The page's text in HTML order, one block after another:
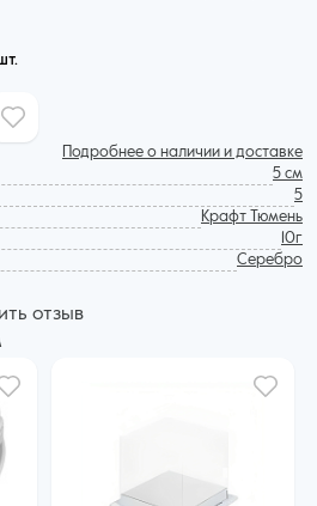
Подробнее о наличии и доставке
5 см
5
Крафт Тюмень
10г
Серебро
отзыв
шт.